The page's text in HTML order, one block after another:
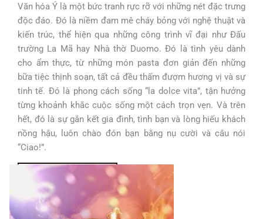
Văn hóa Ý là một bức tranh rực rỡ với những nét đặc trưng
độc đáo. Đó là niềm đam mê cháy bỏng với nghệ thuật và
kiến trúc, thể hiện qua những công trình vĩ đại như Đấu
trường La Mã hay Nhà thờ Duomo. Đó là tình yêu dành
cho ẩm thực, từ những món pasta đơn giản đến những
bữa tiệc thịnh soạn, tất cả đều thấm đượm hương vị và sự
tinh tế. Đó là phong cách sống “la dolce vita”, tận hưởng
từng khoảnh khắc cuộc sống một cách trọn vẹn. Và trên
hết, đó là sự gắn kết gia đình, tình bạn và lòng hiếu khách
nồng hậu, luôn chào đón bạn bằng nụ cười và câu nói
“Ciao!”.
TÌM HIỂU THÊM